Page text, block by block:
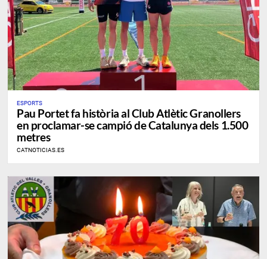
ESPORTS
Pau Portet fa història al Club Atlètic Granollers
en proclamar-se campió de Catalunya dels 1.500
metres
CATNOTICIAS.ES